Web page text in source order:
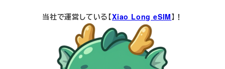
当社で運営している【Xiao Long eSIM】！